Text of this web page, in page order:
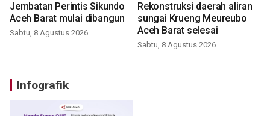
Jembatan Perintis Sikundo
Aceh Barat mulai dibangun
Sabtu, 8 Agustus 2026
Rekonstruksi daerah aliran
sungai Krueng Meureubo
Aceh Barat selesai
Sabtu, 8 Agustus 2026
Infografik